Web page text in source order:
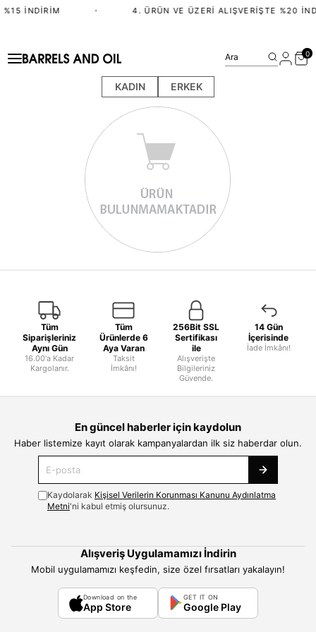
İNDIRIM • 4. ÜRÜN VE ÜZERI ALIŞVERIŞTE %20
KADIN ERKEK
Ara 0
Tüm
Siparişleriniz
Aynı Gün
16.00'a Kadar
Kargolanır.
Tüm
Ürünlerde 6
Aya Varan
Taksit
İmkânı!
256Bit SSL
Sertifikası
ile
Alışverişte
Bilgileriniz
Güvende.
14 Gün
İçerisinde
İade İmkânı!
En güncel haberler için kaydolun
Haber listemize kayıt olarak kampanyalardan ilk siz haberdar olun.
Kaydolarak Kişisel Verilerin Korunması Kanunu Aydınlatma
Metni'ni kabul etmiş olursunuz.
Alışveriş Uygulamamızı İndirin
Mobil uygulamamızı keşfedin, size özel fırsatları yakalayın!
Download on the
App Store
GET IT ON
Google Play